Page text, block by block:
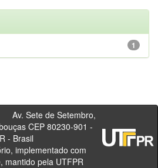
1
de Setembro,
CEP 80230-901 -
- PR - Brasil
implementado com
mantido pela UTFPR